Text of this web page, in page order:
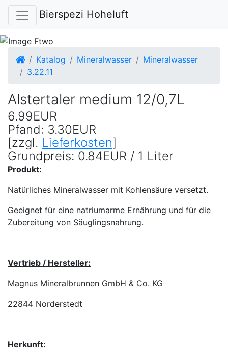
Bierspezi Hoheluft
Startseite
Katalog Mineralwasser
Mineralwasser
3.22.11
Alstertaler medium 12/0,7L
6.99EUR
Pfand: 3.30EUR
[zzgl. Lieferkosten]
Grundpreis: 0.84EUR / 1 Liter
Produkt:
Natürliches Mineralwasser mit Kohlensäure versetzt.
Geeignet für eine natriumarme Ernährung und für die
Zubereitung von Säuglingsnahrung.
Vertrieb / Hersteller:
Magnus Mineralbrunnen GmbH & Co. KG
22844 Norderstedt
Herkunft: